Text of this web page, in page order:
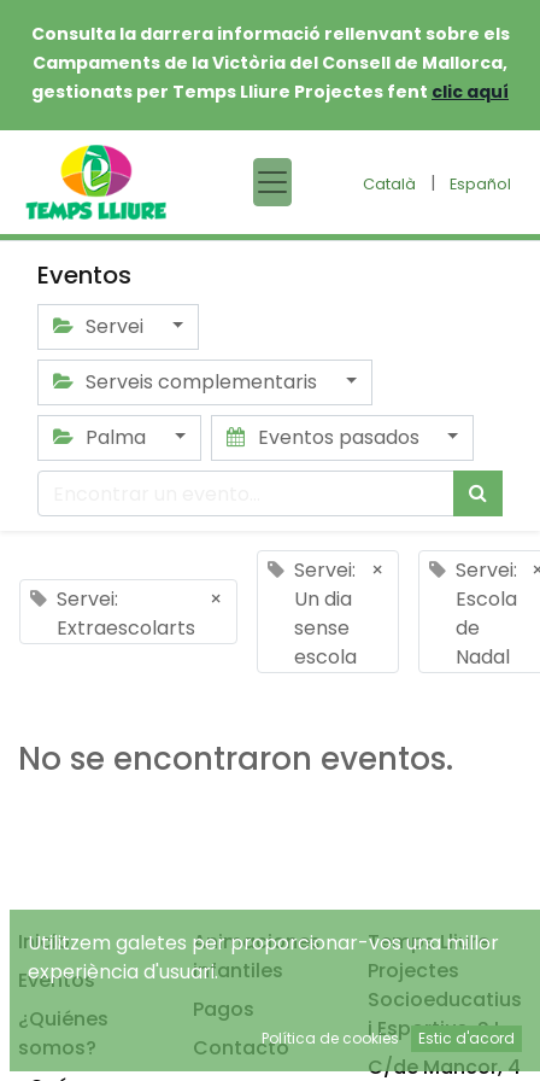
Consulta la darrera informació rellenvant sobre els
Campaments de la Victòria del Consell de Mallorca,
gestionats per Temps Lliure Projectes fent clic aquí
Català | Español
Eventos
Servei
Serveis complementaris
Palma
Eventos pasados
Servei:
Extraescolarts
×
Servei:
Un dia
sense
escola
×
Servei:
Escola
de
Nadal
No se encontraron eventos.
Inicio
Eventos
¿Quiénes
somos?
Animaciones
infantiles
Pagos
Contacto
Temps Lliure
Projectes
Socioeducatius
i Esportius, S.L.
C/de Mancor, 4
Utilitzem galetes per proporcionar-vos una millor
experiència d'usuari.
Política de cookies Estic d'acord